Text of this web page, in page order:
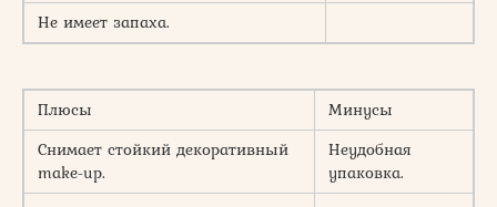
Не имеет запаха.
Плюсы
Минусы
Снимает стойкий декоративный
make-up.
Неудобная
упаковка.